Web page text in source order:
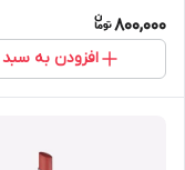
800,000
افزودن به سبد